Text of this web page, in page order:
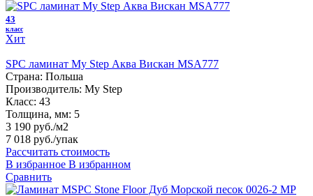
43
класс
Хит
SPC ламинат My Step Аква Вискан MSA777
Страна: Польша
Производитель: My Step
Класс: 43
Толщина, мм: 5
3 190 руб./м2
7 018 руб./упак
Рассчитать стоимость
В избранное В избранном
Сравнить